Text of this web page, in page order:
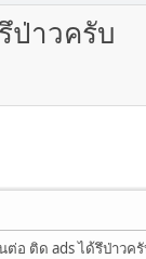
ป่าวครับ
อ ติด ads ได้รึป่าว